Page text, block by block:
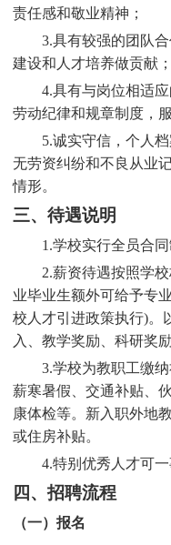
责任感和敬业精神；
3.具有较强的团队
建设和人才培养做贡献；
4.具有与岗位相适
劳动纪律和规章制度，
5.诚实守信，个人
无劳资纠纷和不良从业
情形。
三、待遇说明
1.学校实行全员合
2.薪资待遇按照学
业毕业生额外可给予专
校人才引进政策执行)。
入、教学奖励、科研奖励
3.学校为教职工缴
薪寒暑假、交通补贴、
康体检等。新入职外地
或住房补贴。
4.特别优秀人才可一
四、招聘流程
（一）报名